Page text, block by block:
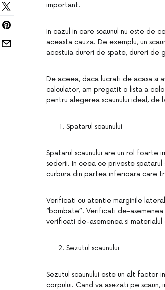
important.
In cazul in care scaunul nu este de
aceasta cauza. De exemplu, un
acestuia dureri de spate, dureri de
De aceea, daca lucrati de acasa si
calculator, am pregatit o lista a
pentru alegerea scaunului ideal, de
Spatarul scaunului
Spatarul scaunului are un rol foarte
sederii. In ceea ce priveste spatarul
curbura din partea inferioara care
Verificati cu atentie marginile
“bombate”. Verificati de-asemenea
verificati de-asemenea si
Sezutul scaunului
Sezutul scaunului este un alt factor
corpului. Cand va asezati pe scaun,